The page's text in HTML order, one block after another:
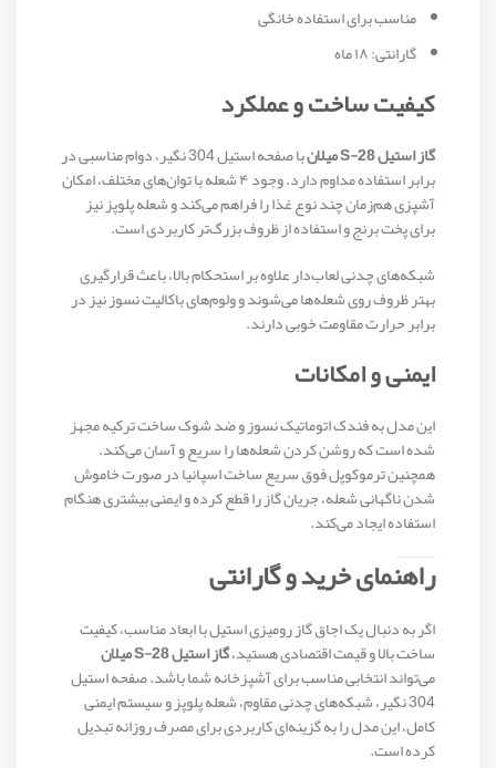
مناسب برای استفاده خانگی
گارانتی: ۱۸ ماه
کیفیت ساخت و عملکرد
گاز استیل S-28 میلان با صفحه استیل 304 نگیر، دوام مناسبی در
برابر استفاده مداوم دارد. وجود ۴ شعله با توان‌های مختلف، امکان
آشپزی هم‌زمان چند نوع غذا را فراهم می‌کند و شعله پلوپز نیز
برای پخت برنج و استفاده از ظروف بزرگ‌تر کاربردی است.
شبکه‌های چدنی لعاب‌دار علاوه بر استحکام بالا، باعث قرارگیری
بهتر ظروف روی شعله‌ها می‌شوند و ولوم‌های باکالیت نسوز نیز در
برابر حرارت مقاومت خوبی دارند.
ایمنی و امکانات
این مدل به فندک اتوماتیک نسوز و ضد شوک ساخت ترکیه مجهز
شده است که روشن کردن شعله‌ها را سریع و آسان می‌کند.
همچنین ترموکوپل فوق سریع ساخت اسپانیا در صورت خاموش
شدن ناگهانی شعله، جریان گاز را قطع کرده و ایمنی بیشتری هنگام
استفاده ایجاد می‌کند.
راهنمای خرید و گارانتی
اگر به دنبال یک اجاق گاز رومیزی استیل با ابعاد مناسب، کیفیت
ساخت بالا و قیمت اقتصادی هستید،گاز استیل S-28 میلان
می‌تواند انتخابی مناسب برای آشپزخانه شما باشد. صفحه استیل
304 نگیر، شبکه‌های چدنی مقاوم، شعله پلوپز و سیستم ایمنی
کامل، این مدل را به گزینه‌ای کاربردی برای مصرف روزانه تبدیل
کرده است.